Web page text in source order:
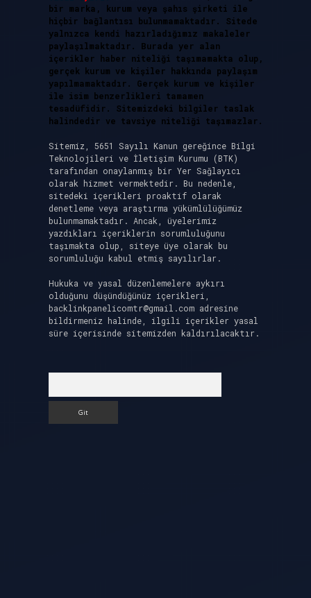
bir marka, kurum veya şahıs şirketi ile
hiçbir bağlantısı bulunmamaktadır. Sitede
yalnızca kendi hazırladığımız makaleler
paylaşılmaktadır. Burada yer alan
içerikler haber niteliği taşımamakta olup,
gerçek kurum ve kişiler hakkında paylaşım
yapılmamaktadır. Gerçek kurum ve kişiler
ile isim benzerlikleri tamamen
tesadüfidir. Sitemizdeki bilgiler taslak
halindedir ve tavsiye niteliği taşımazlar.
Sitemiz, 5651 Sayılı Kanun gereğince Bilgi
Teknolojileri ve İletişim Kurumu (BTK)
tarafından onaylanmış bir Yer Sağlayıcı
olarak hizmet vermektedir. Bu nedenle,
sitedeki içerikleri proaktif olarak
denetleme veya araştırma yükümlülüğümüz
bulunmamaktadır. Ancak, üyelerimiz
yazdıkları içeriklerin sorumluluğunu
taşımakta olup, siteye üye olarak bu
sorumluluğu kabul etmiş sayılırlar.
Hukuka ve yasal düzenlemelere aykırı
olduğunu düşündüğünüz içerikleri,
backlinkpanelicomtr@gmail.comadresine
bildirmeniz halinde, ilgili içerikler yasal
süre içerisinde sitemizden kaldırılacaktır.